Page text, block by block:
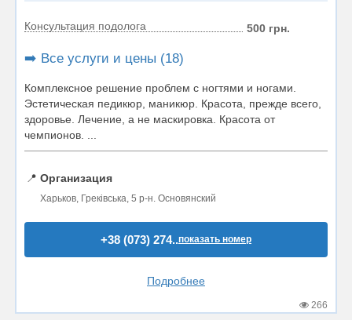
Консультация подолога 500 грн.
➡️ Все услуги и цены (18)
Комплексное решение проблем с ногтями и ногами.
Эстетическая педикюр, маникюр. Красота, прежде всего,
здоровье. Лечение, а не маскировка. Красота от
чемпионов. ...
📍 Организация
Харьков, Греківська, 5 р-н. Основянский
+38 (073) 274..показать номер
Подробнее
266